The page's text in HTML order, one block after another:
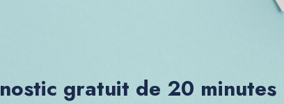
gratuit de 20 minutes